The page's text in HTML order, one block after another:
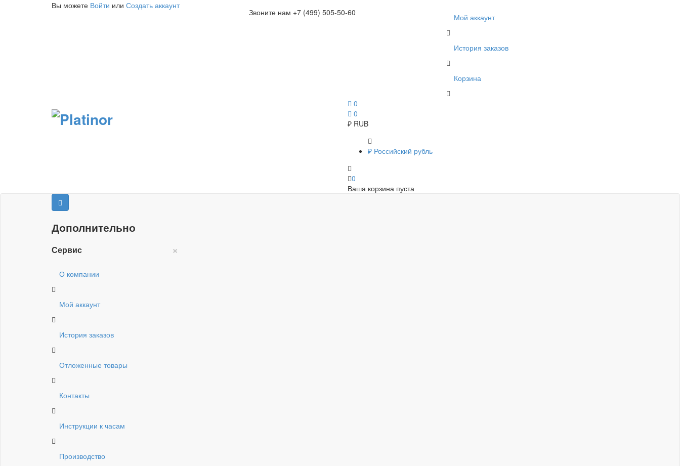
Вы можете Войти или Создать аккаунт
Звоните нам +7 (499) 505-50-60 Мой аккаунт
История заказов
Корзина
0
0
₽ RUB
₽ Российский рубль
0
Ваша корзина пуста
Дополнительно
×
Сервис
О компании
Мой аккаунт
История заказов
Отложенные товары
Контакты
Инструкции к часам
Производство